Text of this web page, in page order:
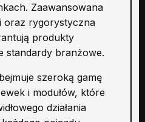
Zaawansowana
oraz rygorystyczna
produkty
standardy branżowe.
szeroką gamę
i modułów, które
działania